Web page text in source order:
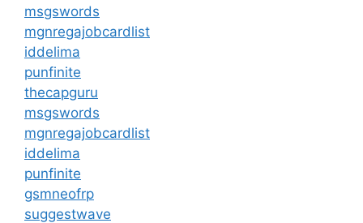
msgswords
mgnregajobcardlist
iddelima
punfinite
thecapguru
msgswords
mgnregajobcardlist
iddelima
punfinite
gsmneofrp
suggestwave